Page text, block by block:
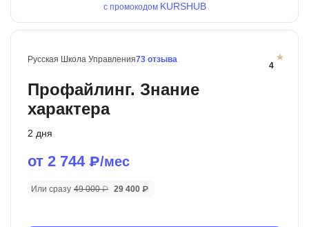
с промокодом KURSHUB
Профайлинг. Знание
характера
Русская Школа Управления
4
73 отзыва
от 2 744 ₽/мес
Или сразу 49 000 ₽ 29 400 ₽
2 дня